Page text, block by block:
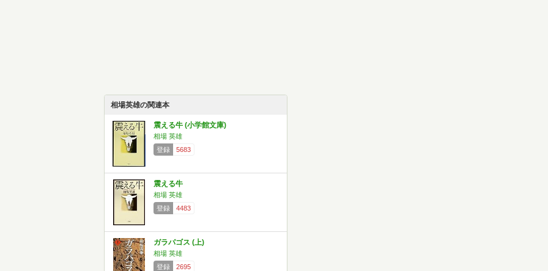
相場英雄の関連本
震える牛 (小学館文庫)
相場 英雄
登録
5683
震える牛
相場 英雄
登録
4483
ガラパゴス (上)
相場 英雄
登録
2695